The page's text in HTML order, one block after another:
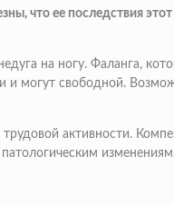
что ее последствия
на ногу. Фаланга,
и могут свободной.
активности.